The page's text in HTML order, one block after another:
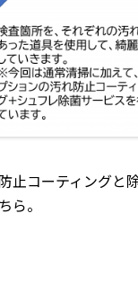
コーティングと
ら。